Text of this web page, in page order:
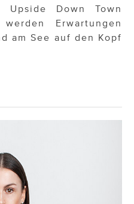
Upside Down Town
Erwartungen
am See auf den Kopf